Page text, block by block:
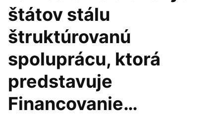
štátov stálu
štruktúrovanú
spoluprácu, ktorá
predstavuje
Financovanie…